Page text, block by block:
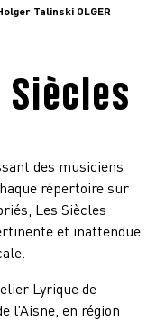
Talinski OLGER
Siècles
des musiciens
répertoire sur
Les Siècles
et inattendue
Lyrique de
l’Aisne, en région